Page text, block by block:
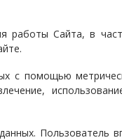
Сайта, в
с помощью
Пользователь